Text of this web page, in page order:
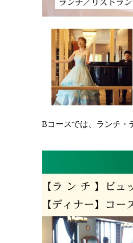
Bコースでは、ランチ・